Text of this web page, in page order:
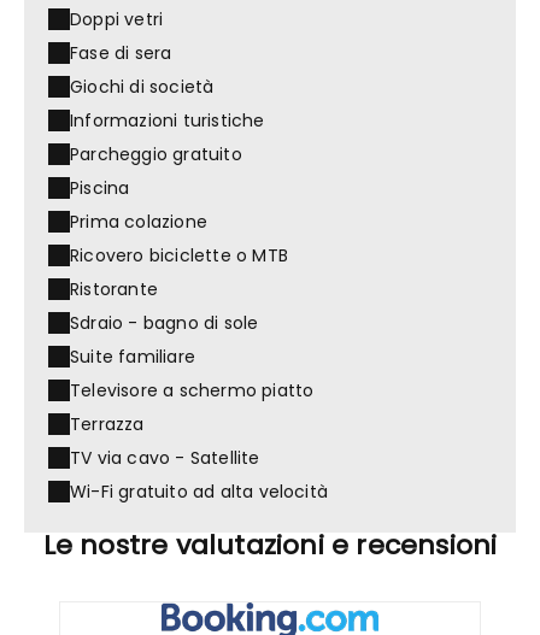
Doppi vetri
Fase di sera
Giochi di società
Informazioni turistiche
Parcheggio gratuito
Piscina
Prima colazione
Ricovero biciclette o MTB
Ristorante
Sdraio - bagno di sole
Suite familiare
Televisore a schermo piatto
Terrazza
TV via cavo - Satellite
Wi-Fi gratuito ad alta velocità
Le nostre valutazioni e recensioni